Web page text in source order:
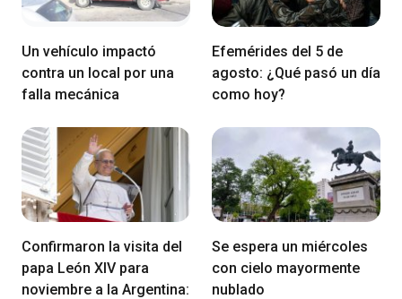
Un vehículo impactó
contra un local por una
falla mecánica
Efemérides del 5 de
agosto: ¿Qué pasó un día
como hoy?
Confirmaron la visita del
papa León XIV para
noviembre a la Argentina:
Se espera un miércoles
con cielo mayormente
nublado